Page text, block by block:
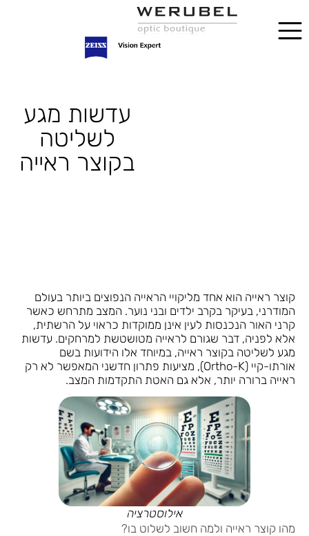
עדשות מגע
לשליטה
בקוצר ראייה
קוצר ראייה הוא אחד מליקויי הראייה הנפוצים ביותר בעולם
המודרני, בעיקר בקרב ילדים ובני נוער. המצב מתרחש כאשר
קרני האור הנכנסות לעין אינן ממוקדות כראוי על הרשתית,
אלא לפניה, דבר שגורם לראייה מטושטשת למרחקים. עדשות
מגע לשליטה בקוצר ראייה, במיוחד אלו הידועות בשם
אורתו-קיי (Ortho-K), מציעות פתרון חדשני המאפשר לא רק
ראייה ברורה יותר, אלא גם האטת התקדמות המצב.
אילוסטרציה
מהו קוצר ראייה ולמה חשוב לשלוט בו?